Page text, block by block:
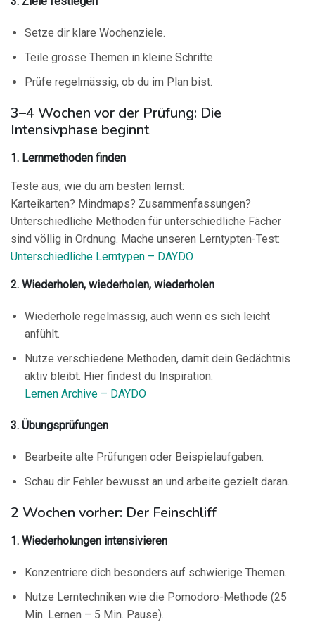
Setze dir klare Wochenziele.
Teile grosse Themen in kleine Schritte.
Prüfe regelmässig, ob du im Plan bist.
3–4 Wochen vor der Prüfung: Die
Intensivphase beginnt
1. Lernmethoden finden
Teste aus, wie du am besten lernst:
Karteikarten? Mindmaps? Zusammenfassungen?
Unterschiedliche Methoden für unterschiedliche Fächer
sind völlig in Ordnung. Mache unseren Lerntypten-Test:
Unterschiedliche Lerntypen – DAYDO
2. Wiederholen, wiederholen, wiederholen
Wiederhole regelmässig, auch wenn es sich leicht
anfühlt.
Nutze verschiedene Methoden, damit dein Gedächtnis
aktiv bleibt. Hier findest du Inspiration:
Lernen Archive – DAYDO
3. Übungsprüfungen
Bearbeite alte Prüfungen oder Beispielaufgaben.
Schau dir Fehler bewusst an und arbeite gezielt daran.
2 Wochen vorher: Der Feinschliff
1. Wiederholungen intensivieren
Konzentriere dich besonders auf schwierige Themen.
Nutze Lerntechniken wie die Pomodoro-Methode (25
Min. Lernen – 5 Min. Pause).